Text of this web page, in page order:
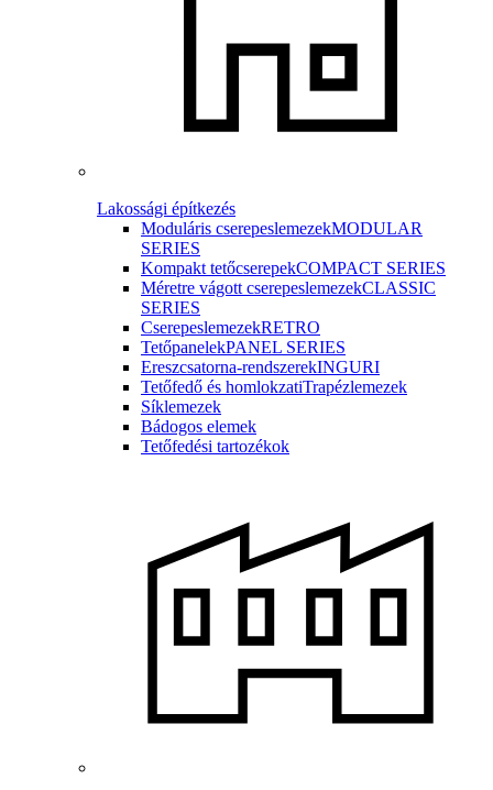
Lakossági építkezés
Moduláris cserepeslemezekMODULAR
SERIES
Kompakt tetőcserepekCOMPACT SERIES
Méretre vágott cserepeslemezekCLASSIC
SERIES
CserepeslemezekRETRO
TetőpanelekPANEL SERIES
Ereszcsatorna-rendszerekINGURI
Tetőfedő és homlokzatiTrapézlemezek
Síklemezek
Bádogos elemek
Tetőfedési tartozékok